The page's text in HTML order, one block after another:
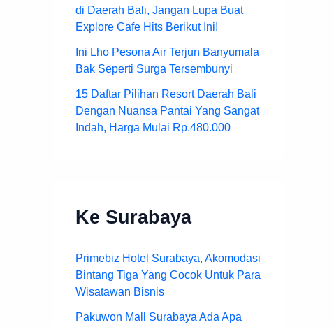
di Daerah Bali, Jangan Lupa Buat
Explore Cafe Hits Berikut Ini!
Ini Lho Pesona Air Terjun Banyumala
Bak Seperti Surga Tersembunyi
15 Daftar Pilihan Resort Daerah Bali
Dengan Nuansa Pantai Yang Sangat
Indah, Harga Mulai Rp.480.000
Ke Surabaya
Primebiz Hotel Surabaya, Akomodasi
Bintang Tiga Yang Cocok Untuk Para
Wisatawan Bisnis
Pakuwon Mall Surabaya Ada Apa